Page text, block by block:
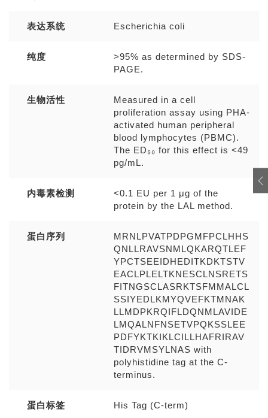
表达系统 Escherichia coli
纯度
>95% as determined by SDS-
PAGE.
生物活性
Measured in a cell
proliferation assay using PHA-
activated human peripheral
blood lymphocytes (PBMC).
The ED₅₀ for this effect is <49
pg/mL.
内毒素检测
<0.1 EU per 1 μg of the
protein by the LAL method.
蛋白序列
MRNLPVATPDPGMFPCLHHS
QNLLRAVSNMLQKARQTLEF
YPCTSEEIDHEDITKDKTSTV
EACLPLELTKNESCLNSRETS
FITNGSCLASRKTSFMMALCL
SSIYEDLKMYQVEFKTMNAK
LLMDPKRQIFLDQNMLAVIDE
LMQALNFNSETVPQKSSLEE
PDFYKTKIKLCILLHAFRIRAV
TIDRVMSYLNAS with
polyhistidine tag at the C-
terminus.
蛋白标签 His Tag (C-term)